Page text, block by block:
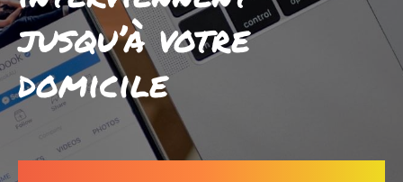
jusqu’à votre
domicile